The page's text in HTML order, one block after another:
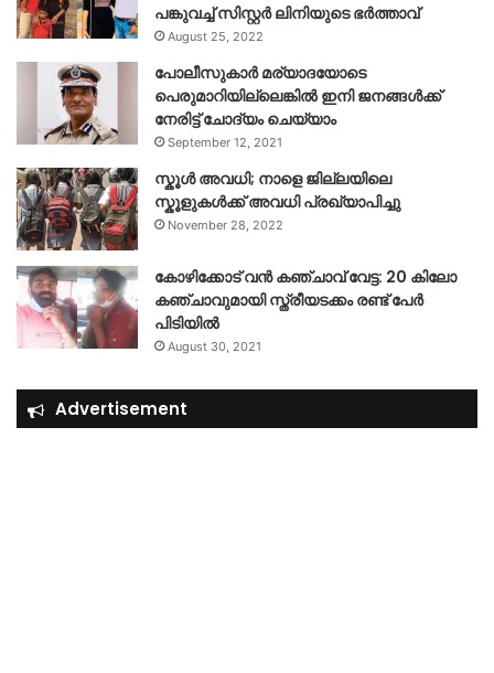
പങ്കുവച്ച് സിസ്റ്റർ ലിനിയുടെ ഭർത്താവ്
August 25, 2022
പോലീസുകാര്‍ മര്യാദയോടെ
പെരുമാറിയില്ലെങ്കില്‍ ഇനി ജനങ്ങള്‍ക്ക്
നേരിട്ട് ചോദ്യം ചെയ്യാം
September 12, 2021
സ്കൂൾ അവധി; നാളെ ജില്ലയിലെ
സ്കൂളുകൾക്ക് അവധി പ്രഖ്യാപിച്ചു
November 28, 2022
കോഴിക്കോട് വൻ കഞ്ചാവ് വേട്ട: 20 കിലോ
കഞ്ചാവുമായി സ്ത്രീയടക്കം രണ്ട് പേർ
പിടിയിൽ
August 30, 2021
Advertisement